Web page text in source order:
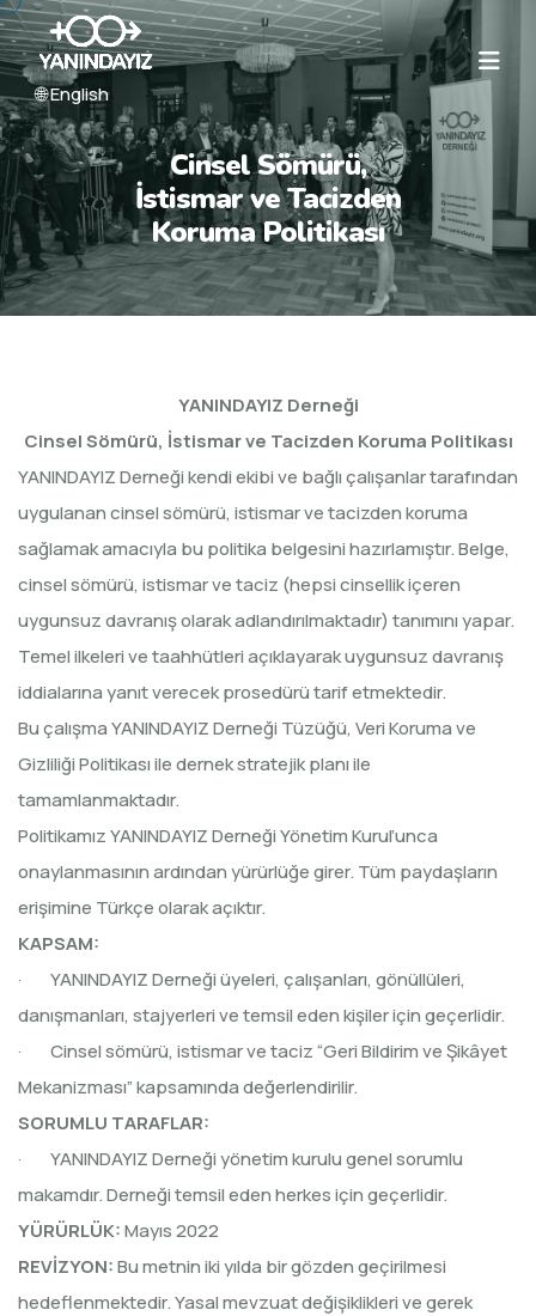
🌐 English
Cinsel Sömürü,
İstismar ve Tacizden
Koruma Politikası
YANINDAYIZ Derneği
Cinsel Sömürü, İstismar ve Tacizden Koruma Politikası
YANINDAYIZ Derneği kendi ekibi ve bağlı çalışanlar tarafından
uygulanan cinsel sömürü, istismar ve tacizden koruma
sağlamak amacıyla bu politika belgesini hazırlamıştır. Belge,
cinsel sömürü, istismar ve taciz (hepsi cinsellik içeren
uygunsuz davranış olarak adlandırılmaktadır) tanımını yapar.
Temel ilkeleri ve taahhütleri açıklayarak uygunsuz davranış
iddialarına yanıt verecek prosedürü tarif etmektedir.
Bu çalışma YANINDAYIZ Derneği Tüzüğü, Veri Koruma ve
Gizliliği Politikası ile dernek stratejik planı ile
tamamlanmaktadır.
Politikamız YANINDAYIZ Derneği Yönetim Kurul’unca
onaylanmasının ardından yürürlüğe girer. Tüm paydaşların
erişimine Türkçe olarak açıktır.
KAPSAM:
· YANINDAYIZ Derneği üyeleri, çalışanları, gönüllüleri,
danışmanları, stajyerleri ve temsil eden kişiler için geçerlidir.
· Cinsel sömürü, istismar ve taciz “Geri Bildirim ve Şikâyet
Mekanizması” kapsamında değerlendirilir.
SORUMLU TARAFLAR:
· YANINDAYIZ Derneği yönetim kurulu genel sorumlu
makamdır. Derneği temsil eden herkes için geçerlidir.
YÜRÜRLÜK:Mayıs 2022
REVİZYON:Bu metnin iki yılda bir gözden geçirilmesi
hedeflenmektedir. Yasal mevzuat değişiklikleri ve gerek